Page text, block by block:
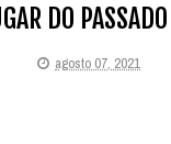
DO
agosto 07, 2021